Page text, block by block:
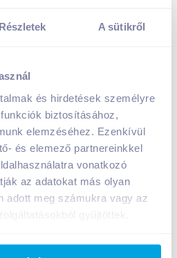
Részletek A sütikről
és hirdetések személyre
biztosításához,
elemzéséhez. Ezenkívül
és elemező partnereinkkel
vonatkozó
az adatokat más olyan
adott meg számukra vagy az
gyűjtöttek.
mosószeradalék 1250 ml
Értesíts, ha olcsóbb!
fertőtlenítő
ml sensitive 15
mosószeradalék színezék-